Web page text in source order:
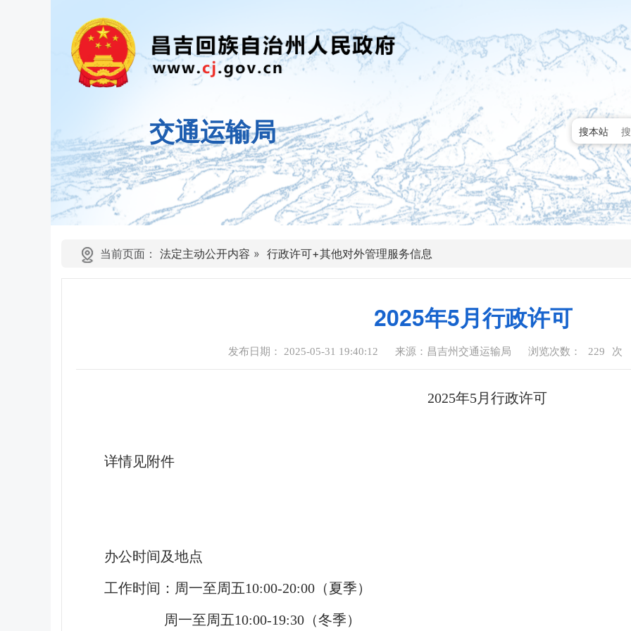
交通运输局 搜本站
当前页面： 法定主动公开内容 » 行政许可+其他对外管理服务信息
2025年5月行政许可
发布日期： 2025-05-31 19:40:12 来源：昌吉州交通运输局 浏览次数： 229 次
2025年5月行政许可
详情见附件
办公时间及地点
工作时间：周一至周五10:00-20:00（夏季）
周一至周五10:00-19:30（冬季）